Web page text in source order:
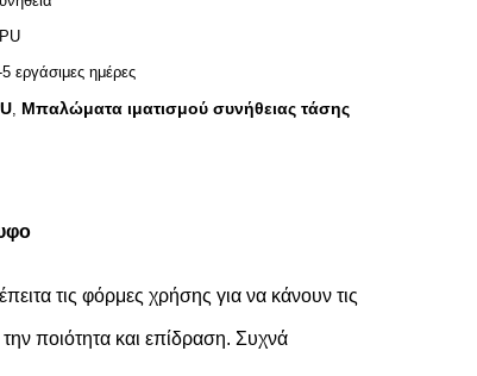
εργάσιμες ημέρες
, Μπαλώματα ιματισμού συνήθειας τάσης
τις φόρμες χρήσης για να κάνουν τις
ποιότητα και επίδραση. Συχνά